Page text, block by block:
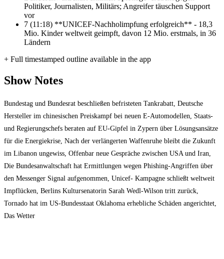
Politiker, Journalisten, Militärs; Angreifer täuschen Support
vor
7 (11:18) **UNICEF-Nachholimpfung erfolgreich** - 18,3
Mio. Kinder weltweit geimpft, davon 12 Mio. erstmals, in 36
Ländern
+ Full timestamped outline available in the app
Show Notes
Bundestag und Bundesrat beschließen befristeten Tankrabatt, Deutsche
Hersteller im chinesischen Preiskampf bei neuen E-Automodellen, Staats-
und Regierungschefs beraten auf EU-Gipfel in Zypern über Lösungsansätze
für die Energiekrise, Nach der verlängerten Waffenruhe bleibt die Zukunft
im Libanon ungewiss, Offenbar neue Gespräche zwischen USA und Iran,
Die Bundesanwaltschaft hat Ermittlungen wegen Phishing-Angriffen über
den Messenger Signal aufgenommen, Unicef- Kampagne schließt weltweit
Impflücken, Berlins Kultursenatorin Sarah Wedl-Wilson tritt zurück,
Tornado hat im US-Bundesstaat Oklahoma erhebliche Schäden angerichtet,
Das Wetter